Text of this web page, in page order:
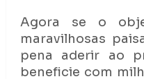
Agora se o
maravilhosas
pena aderir ao
beneficie com